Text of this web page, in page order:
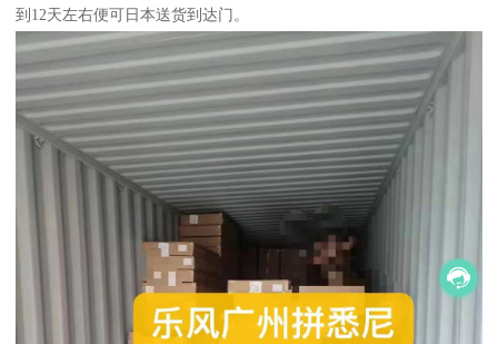
到12天左右便可日本送货到达门。